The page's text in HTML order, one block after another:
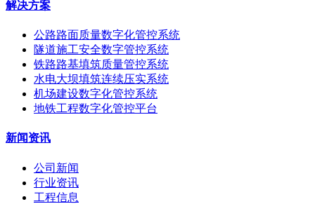
解决方案
公路路面质量数字化管控系统
隧道施工安全数字管控系统
铁路路基填筑质量管控系统
水电大坝填筑连续压实系统
机场建设数字化管控系统
地铁工程数字化管控平台
新闻资讯
公司新闻
行业资讯
工程信息